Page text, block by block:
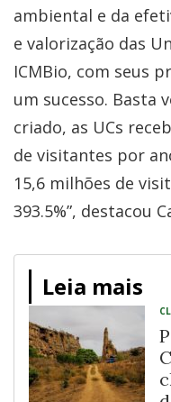
ambiental e da
e valorização das
ICMBio, com seus
um sucesso. Basta
criado, as UCs
de visitantes por
15,6 milhões de
393.5%”, destacou
Leia mais